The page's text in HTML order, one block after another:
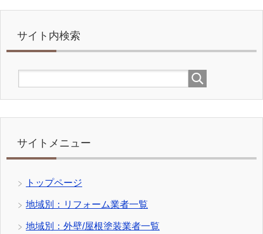
サイト内検索
サイトメニュー
トップページ
地域別：リフォーム業者一覧
地域別：外壁/屋根塗装業者一覧